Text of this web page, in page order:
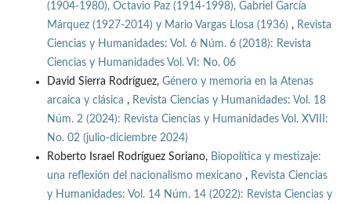
(1904-1980), Octavio Paz (1914-1998), Gabriel García
Márquez (1927-2014) y Mario Vargas Llosa (1936) , Revista
Ciencias y Humanidades: Vol. 6 Núm. 6 (2018): Revista
Ciencias y Humanidades Vol. VI: No. 06
David Sierra Rodríguez, Género y memoria en la Atenas
arcaica y clásica , Revista Ciencias y Humanidades: Vol. 18
Núm. 2 (2024): Revista Ciencias y Humanidades Vol. XVIII:
No. 02 (julio-diciembre 2024)
Roberto Israel Rodríguez Soriano, Biopolítica y mestizaje:
una reflexión del nacionalismo mexicano , Revista Ciencias
y Humanidades: Vol. 14 Núm. 14 (2022): Revista Ciencias y